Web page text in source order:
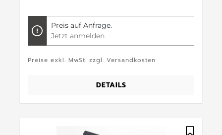
Preis auf Anfrage.
Jetzt anmelden
Preise exkl. MwSt. zzgl. Versandkosten
DETAILS